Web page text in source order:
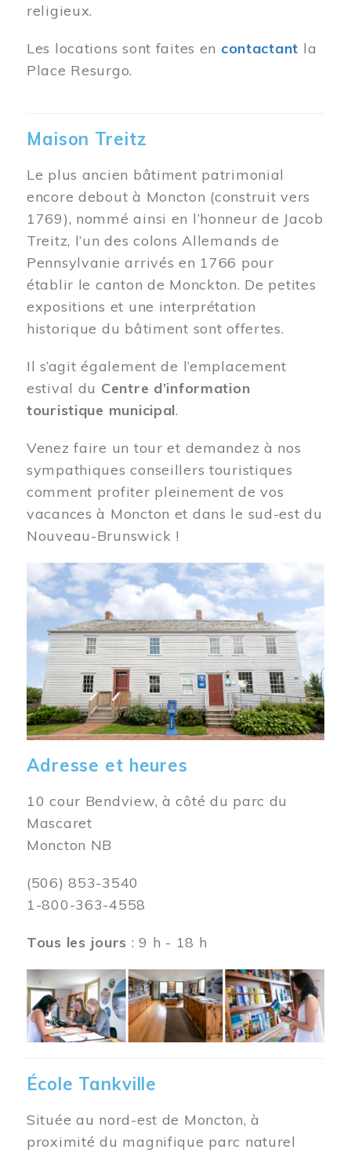
religieux.
Les locations sont faites en contactant la
Place Resurgo.
Maison Treitz
Le plus ancien bâtiment patrimonial
encore debout à Moncton (construit vers
1769), nommé ainsi en l’honneur de Jacob
Treitz, l’un des colons Allemands de
Pennsylvanie arrivés en 1766 pour
établir le canton de Monckton. De petites
expositions et une interprétation
historique du bâtiment sont offertes.
Il s’agit également de l’emplacement
estival du Centre d’information
touristique municipal.
Venez faire un tour et demandez à nos
sympathiques conseillers touristiques
comment profiter pleinement de vos
vacances à Moncton et dans le sud-est du
Nouveau-Brunswick !
Image
Adresse et heures
10 cour Bendview, à côté du parc du
Mascaret
Moncton NB
(506) 853-3540
1-800-363-4558
Tous les jours : 9 h - 18 h
Image
École Tankville
Située au nord-est de Moncton, à
proximité du magnifique parc naturel